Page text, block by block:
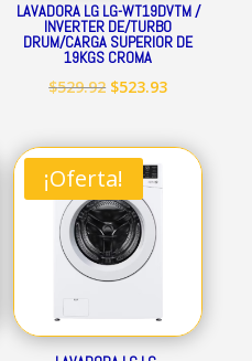
LAVADORA LG LG-WT19DVTM /
INVERTER DE/TURBO
DRUM/CARGA SUPERIOR DE
19KGS CROMA
$529.92 El
original
era:
$529.92.
$523.93El
actual
¡Oferta!